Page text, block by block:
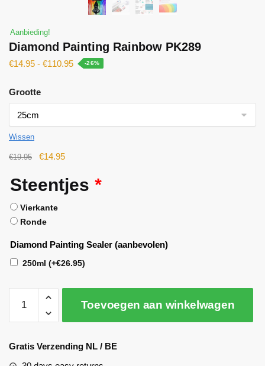
Aanbieding!
Diamond Painting Rainbow PK289
€14.95 - €110.95 -26%
Grootte
Wissen
€19.95 €14.95
Steentjes *
Vierkante
Ronde
Diamond Painting Sealer (aanbevolen)
250ml (+€26.95)
Toevoegen aan winkelwagen
lGratis Verzending NL / BE